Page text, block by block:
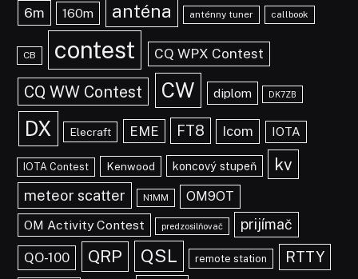
6m 160m anténa anténny tuner callbook
CB contest CQ WPX Contest
CQ WW Contest CW diplom DK7ZB
DX Elecraft EME FT8 Icom IOTA
IOTA Contest Kenwood koncový stupeň kv
meteor scatter N1MM
OM9OT
OM Activity Contest
predzosilňovač prijímač
QO-100 QRP QSL remote station RTTY